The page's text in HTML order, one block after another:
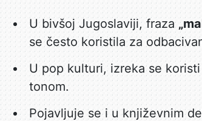
U bivšoj Jugoslaviji, fraza
se često koristila za
U pop kulturi, izreka se
tonom.
Pojavljuje se i u književnim